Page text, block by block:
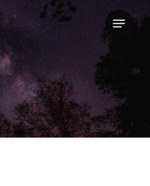
Menu